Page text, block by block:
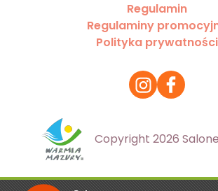
Regulamin
Regulaminy
Polityka prywatności
Copyright 2026